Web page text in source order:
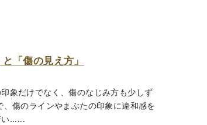
「傷の見え方」
象だけでなく、傷のなじみ方も少しず
傷のラインやまぶたの印象に違和感を
......